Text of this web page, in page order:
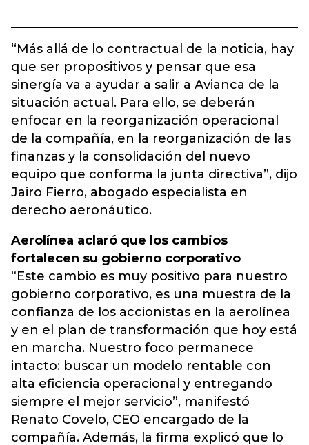
“Más allá de lo contractual de la noticia, hay
que ser propositivos y pensar que esa
sinergía va a ayudar a salir a Avianca de la
situación actual. Para ello, se deberán
enfocar en la reorganización operacional
de la compañía, en la reorganización de las
finanzas y la consolidación del nuevo
equipo que conforma la junta directiva”, dijo
Jairo Fierro, abogado especialista en
derecho aeronáutico.
Aerolínea aclaró que los cambios
fortalecen su gobierno corporativo
“Este cambio es muy positivo para nuestro
gobierno corporativo, es una muestra de la
confianza de los accionistas en la aerolínea
y en el plan de transformación que hoy está
en marcha. Nuestro foco permanece
intacto: buscar un modelo rentable con
alta eficiencia operacional y entregando
siempre el mejor servicio”, manifestó
Renato Covelo, CEO encargado de la
compañía. Además, la firma explicó que lo